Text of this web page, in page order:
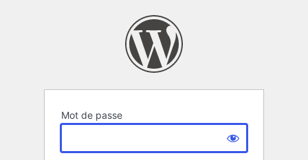
Mot de passe